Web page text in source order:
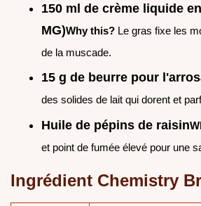
150 ml de crème liquide
MG)Why this? Le gras fixe les
de la muscade.
15 g de beurre pour
des solides de lait qui dorent et
Huile de pépins de raisin
et point de fumée élevé pour une
Ingrédient Chemistry